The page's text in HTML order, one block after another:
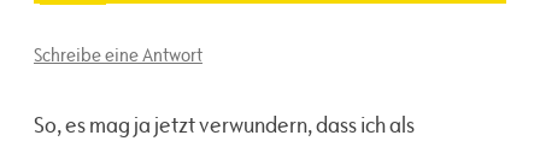
Schreibe eine Antwort
So, es mag ja jetzt verwundern, dass ich als